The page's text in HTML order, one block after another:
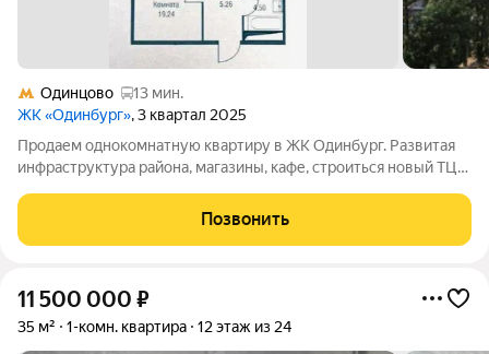
Одинцово
13 мин.
ЖК «Одинбург», 3 квартал 2025
Продаем однокомнатную квартиру в ЖК Одинбург. Развитая
инфраструктура района, магазины, кафе, строиться новый ТЦ
Одинцово. Рядом спортивные и детские площадки, парк.
Прекрасный район, с уже
Позвонить
11 500 000 ₽
35 м² 1-комн. квартира 12 этаж из 24